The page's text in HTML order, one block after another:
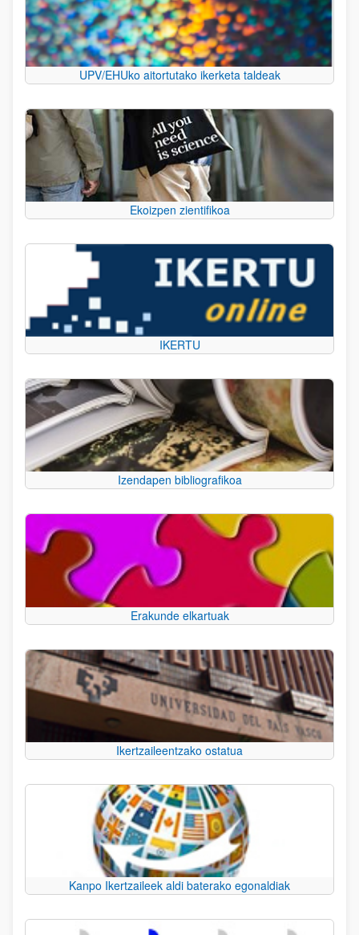
UPV/EHUko aitortutako ikerketa taldeak
Ekoizpen zientifikoa
IKERTU
Izendapen bibliografikoa
Erakunde elkartuak
Ikertzaileentzako ostatua
Kanpo Ikertzaileek aldi baterako egonaldiak